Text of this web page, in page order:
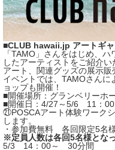
■CLUB hawaii.jp アートギャ
「TAMO」さんをはじめ、
したアーティストをご紹介い
アート、関連グッズの展示販
イベントでは、TAMOさんに
ョップも開催！
■開催場所：グランベリーホ
■開催日：4/27～5/6 11：00
㉑POSCAアート体験ワーク
します。
・参加費無料 各回限定5名
※定員人数は各回5名様とな
5/3 14：00～ 30分間